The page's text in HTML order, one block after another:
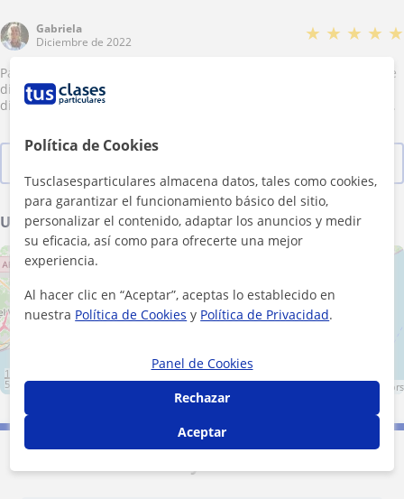
démarrant avec un niveau archi débutant, c’est quand même
super ! Je ne peux donc que conseiller à tous ceux qui veulent
Gabriela
Diciembre de 2022
★ ★ ★ ★ ★
Para mi Katalyn es una excelente profesora, muy profesional, que
disfruta mucho enseñando y que siempre esta buscando
diferentes formas para hacer las clases interesantes y divertidas.
Ubicación de mis clases
+ −
10 km
5 mi
contributors
Política de Cookies
Tusclasesparticulares almacena datos, tales como cookies,
para garantizar el funcionamiento básico del sitio,
personalizar el contenido, adaptar los anuncios y medir
su eficacia, así como para ofrecerte una mejor
experiencia.
Al hacer clic en “Aceptar”, aceptas lo establecido en
nuestra Política de Cookies y Política de Privacidad.
Panel de Cookies
Rechazar
Aceptar